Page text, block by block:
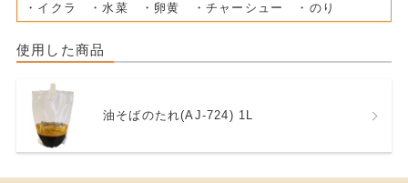
・イクラ ・水菜 ・卵黄 ・チャーシュー ・のり
使用した商品
油そばのたれ(AJ-724) 1L